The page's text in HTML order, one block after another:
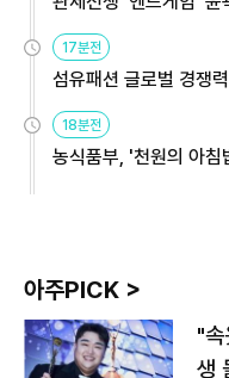
17분전
섬유패션 글로벌 경쟁
18분전
농식품부, '천원의 아
아주PICK >
"
생